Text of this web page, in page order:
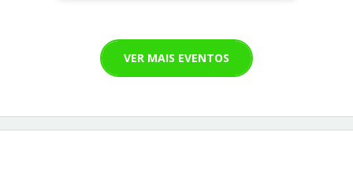
VER MAIS EVENTOS